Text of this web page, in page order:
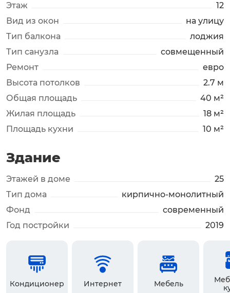
Этаж
12
Вид из окон
на улицу
Тип балкона
лоджия
Тип санузла
совмещенный
Ремонт
евро
Высота потолков
2.7 м
Общая площадь
40 м²
Жилая площадь
18 м²
Площадь кухни
10 м²
Здание
Этажей в доме
25
Тип дома
кирпично-монолитный
Фонд
современный
Год постройки
2019
Кондиционер Интернет Мебель